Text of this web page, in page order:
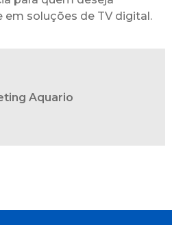
em soluções de TV digital.
Aquario